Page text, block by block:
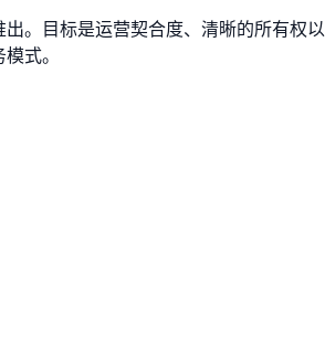
出。目标是运营契合度、清晰的所有权以
式。